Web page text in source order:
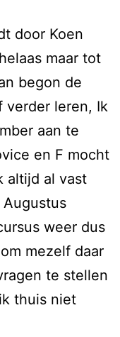
door Koen
maar tot
begon de
verder leren, Ik
aan te
en F mocht
altijd al vast
weer dus
mezelf daar
te stellen
thuis niet